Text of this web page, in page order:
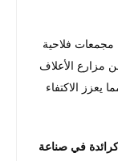
مجمعات فلاحية
مزارع الأعلاف
يعزز الاكتفاء
كرائدة في صناعة